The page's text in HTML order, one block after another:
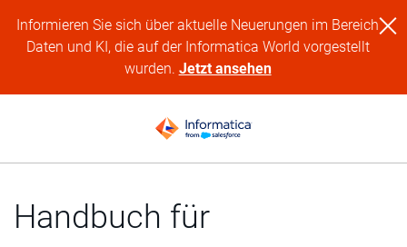
Informieren Sie sich über aktuelle Neuerungen im Bereich
Daten und KI, die auf der Informatica World vorgestellt
wurden. Jetzt ansehen
Handbuch für